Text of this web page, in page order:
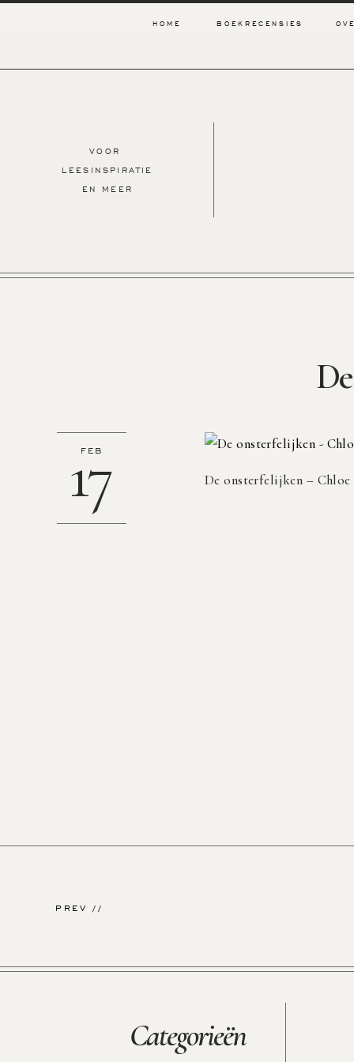
BOEKRECENSIES
HOME
VOOR
LEESINSPIRATIE
EN MEER
17
FEB
De onsterfelijken – Chloe
PREV //
Categorieën